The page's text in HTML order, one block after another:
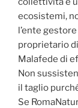
ecosistemi,
l’ente
proprietario
Malafede di
Non
il taglio
Se